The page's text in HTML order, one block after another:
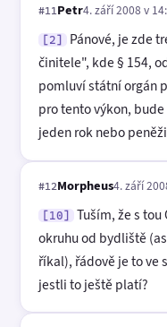
#11Petr4. září 2008 v
[2]
Pánové, je zde
činitele", kde § 154,
pomluví státní orgán
pro tento výkon,
jeden rok nebo
#12Morpheus4. září
[10]
Tuším, že s
okruhu od bydliště
říkal), řádově je to ve
jestli to ještě platí?